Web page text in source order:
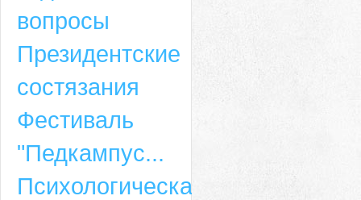
вопросы
Президентские
состязания
Фестиваль
"Педкампус...
Психологическая